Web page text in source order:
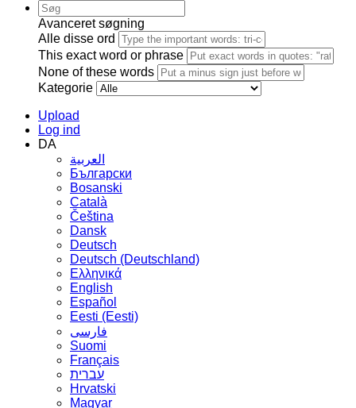
Avanceret søgning
Alle disse ord
This exact word or phrase
None of these words
Kategorie
Upload
Log ind
DA
العربية
Български
Bosanski
Сatalà
Čeština
Dansk
Deutsch
Deutsch (Deutschland)
Ελληνικά
English
Español
Eesti (Eesti)
فارسی
Suomi
Français
עברית
Hrvatski
Magyar